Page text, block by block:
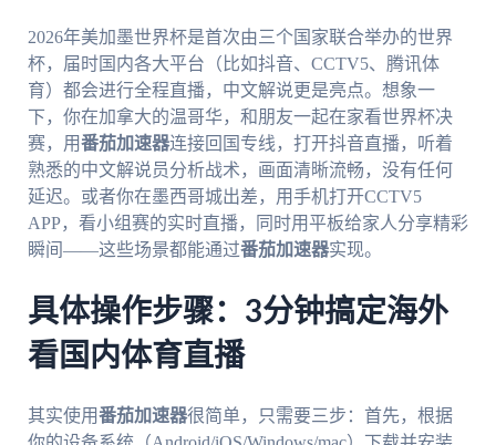
2026年美加墨世界杯是首次由三个国家联合举办的世界
杯，届时国内各大平台（比如抖音、CCTV5、腾讯体
育）都会进行全程直播，中文解说更是亮点。想象一
下，你在加拿大的温哥华，和朋友一起在家看世界杯决
赛，用番茄加速器连接回国专线，打开抖音直播，听着
熟悉的中文解说员分析战术，画面清晰流畅，没有任何
延迟。或者你在墨西哥城出差，用手机打开CCTV5
APP，看小组赛的实时直播，同时用平板给家人分享精彩
瞬间——这些场景都能通过番茄加速器实现。
具体操作步骤：3分钟搞定海外
看国内体育直播
其实使用番茄加速器很简单，只需要三步：首先，根据